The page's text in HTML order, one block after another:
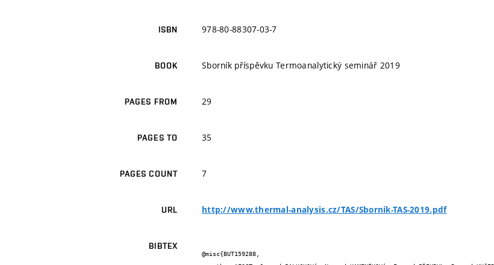
ISBN 978-80-88307-03-7
BOOK Sborník příspěvku Termoanalytický seminář 2019
PAGES FROM 29
PAGES TO 35
PAGES COUNT 7
URL http://www.thermal-analysis.cz/TAS/Sbornik-TAS-2019.pdf
BIBTEX
@misc{BUT159288,